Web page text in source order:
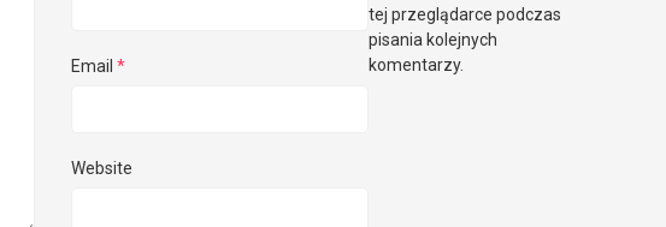
Email *
Website
tej przeglądarce podczas
pisania kolejnych
komentarzy.